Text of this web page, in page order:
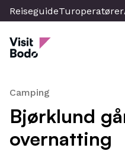
Skip
to
main
content
ReiseguideTuroperatører
Visit Bodo
Camping
Bjørklund
overnatting